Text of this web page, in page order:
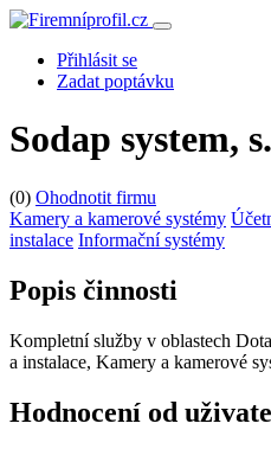
Přihlásit se
Zadat poptávku
Sodap system,
(0) Ohodnotit firmu
Kamery a kamerové systémy
instalace Informační systémy
Popis činnosti
Kompletní služby v oblastech
a instalace, Kamery a kamerové
Hodnocení od